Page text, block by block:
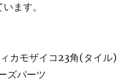
ます。
カモザイコ23角(タイル)
ズパーツ